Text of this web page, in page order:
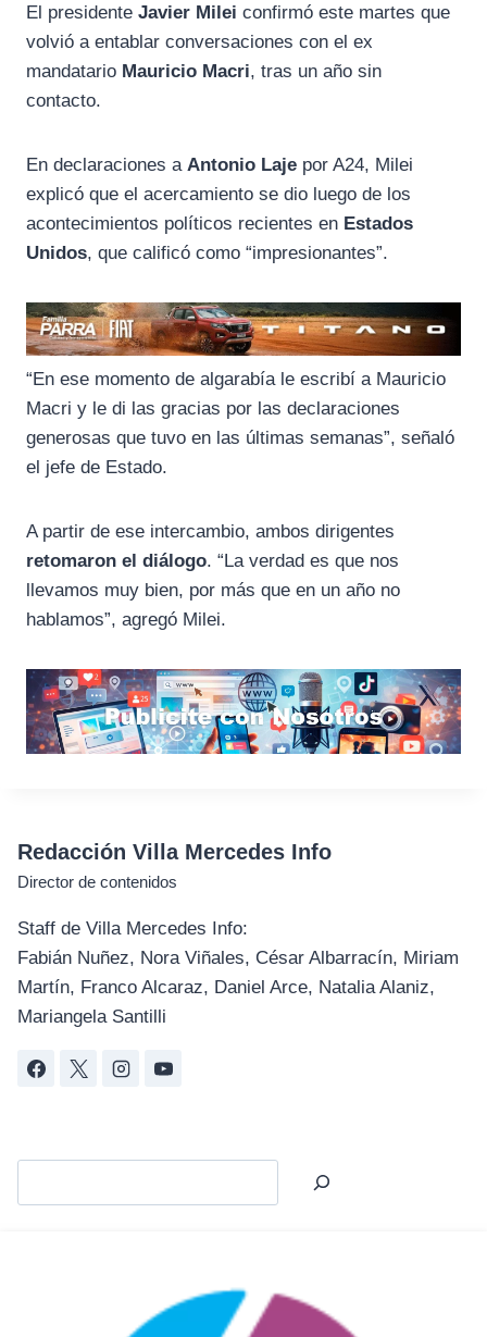
c
e
b
l
e
g
a
t
s
El presidente Javier Milei confirmó este martes que
volvió a entablar conversaciones con el ex
mandatario Mauricio Macri, tras un año sin
contacto.
En declaraciones a Antonio Laje por A24, Milei
explicó que el acercamiento se dio luego de los
acontecimientos políticos recientes en Estados
Unidos, que calificó como “impresionantes”.
“En ese momento de algarabía le escribí a Mauricio
Macri y le di las gracias por las declaraciones
generosas que tuvo en las últimas semanas”, señaló
el jefe de Estado.
A partir de ese intercambio, ambos dirigentes
retomaron el diálogo. “La verdad es que nos
llevamos muy bien, por más que en un año no
hablamos”, agregó Milei.
Redacción Villa Mercedes Info
Director de contenidos
Staff de Villa Mercedes Info:
Fabián Nuñez, Nora Viñales, César Albarracín, Miriam
Martín, Franco Alcaraz, Daniel Arce, Natalia Alaniz,
Mariangela Santilli